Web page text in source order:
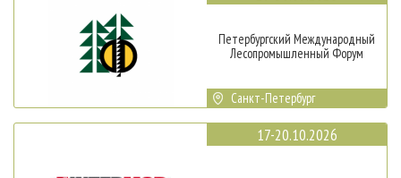
Петербургский Международный
Лесопромышленный Форум
Санкт-Петербург
17-20.10.2026